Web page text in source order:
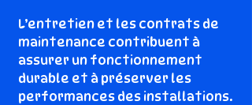
L’entretien et les contrats de
maintenance contribuent à
assurer un fonctionnement
durable et à préserver les
performances des installations.